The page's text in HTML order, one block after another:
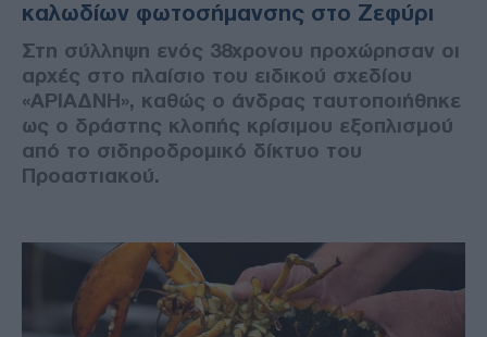
καλωδίων φωτοσήμανσης στο Ζεφύρι
Στη σύλληψη ενός 38χρονου προχώρησαν οι
αρχές στο πλαίσιο του ειδικού σχεδίου
«ΑΡΙΑΔΝΗ», καθώς ο άνδρας ταυτοποιήθηκε
ως ο δράστης κλοπής κρίσιμου εξοπλισμού
από το σιδηροδρομικό δίκτυο του
Προαστιακού.